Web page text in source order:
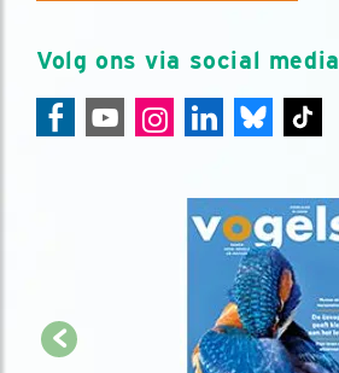
Volg ons via social media